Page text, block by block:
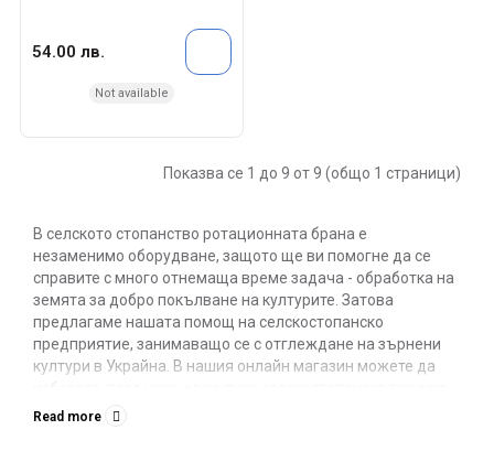
54.00 лв.
Not available
Показва се 1 до 9 от 9 (общо 1 страници)
В селското стопанство ротационната брана е
незаменимо оборудване, защото ще ви помогне да се
справите с много отнемаща време задача - обработка на
земята за добро покълване на културите. Затова
предлагаме нашата помощ на селскостопанско
предприятие, занимаващо се с отглеждане на зърнени
култури в Украйна. В нашия онлайн магазин можете да
висококачествена и надеждна, при най-изгодните
Read more